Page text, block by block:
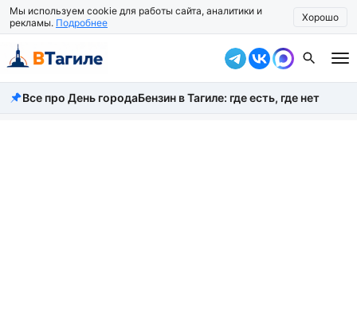
Мы используем cookie для работы сайта, аналитики и
рекламы. Подробнее Хорошо
Все новости
Все про День городаБензин в Тагиле: где есть, где нет